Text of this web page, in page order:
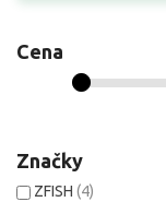
Cena
Značky
ZFISH (4)